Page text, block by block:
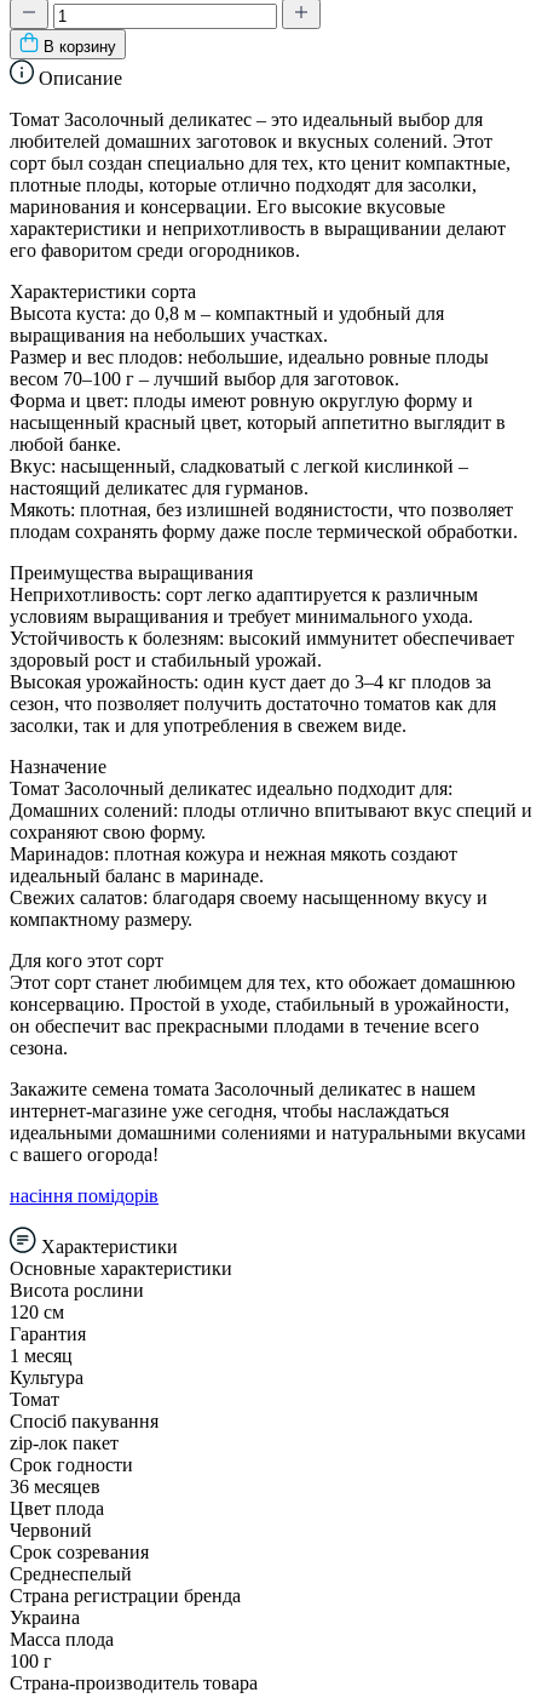
В корзину
Описание
Томат Засолочный деликатес – это идеальный выбор для
любителей домашних заготовок и вкусных солений. Этот
сорт был создан специально для тех, кто ценит компактные,
плотные плоды, которые отлично подходят для засолки,
маринования и консервации. Его высокие вкусовые
характеристики и неприхотливость в выращивании делают
его фаворитом среди огородников.
Характеристики сорта
Высота куста: до 0,8 м – компактный и удобный для
выращивания на небольших участках.
Размер и вес плодов: небольшие, идеально ровные плоды
весом 70–100 г – лучший выбор для заготовок.
Форма и цвет: плоды имеют ровную округлую форму и
насыщенный красный цвет, который аппетитно выглядит в
любой банке.
Вкус: насыщенный, сладковатый с легкой кислинкой –
настоящий деликатес для гурманов.
Мякоть: плотная, без излишней водянистости, что позволяет
плодам сохранять форму даже после термической обработки.
Преимущества выращивания
Неприхотливость: сорт легко адаптируется к различным
условиям выращивания и требует минимального ухода.
Устойчивость к болезням: высокий иммунитет обеспечивает
здоровый рост и стабильный урожай.
Высокая урожайность: один куст дает до 3–4 кг плодов за
сезон, что позволяет получить достаточно томатов как для
засолки, так и для употребления в свежем виде.
Назначение
Томат Засолочный деликатес идеально подходит для:
Домашних солений: плоды отлично впитывают вкус специй и
сохраняют свою форму.
Маринадов: плотная кожура и нежная мякоть создают
идеальный баланс в маринаде.
Свежих салатов: благодаря своему насыщенному вкусу и
компактному размеру.
Для кого этот сорт
Этот сорт станет любимцем для тех, кто обожает домашнюю
консервацию. Простой в уходе, стабильный в урожайности,
он обеспечит вас прекрасными плодами в течение всего
сезона.
Закажите семена томата Засолочный деликатес в нашем
интернет-магазине уже сегодня, чтобы наслаждаться
идеальными домашними солениями и натуральными вкусами
с вашего огорода!
насіння помідорів
Характеристики
Основные характеристики
Висота рослини
120 см
Гарантия
1 месяц
Культура
Томат
Спосіб пакування
zip-лок пакет
Срок годности
36 месяцев
Цвет плода
Червоний
Срок созревания
Среднеспелый
Страна регистрации бренда
Украина
Масса плода
100 г
Страна-производитель товара